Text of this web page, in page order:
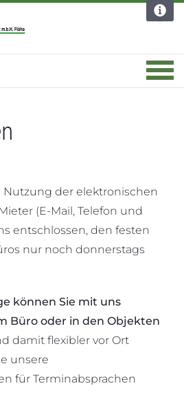
Nutzung der elektronischen
(E-Mail, Telefon und
entschlossen, den festen
nur noch donnerstags
können Sie mit uns
Büro oder in den Objekten
damit flexibler vor Ort
unsere
für Terminabsprachen